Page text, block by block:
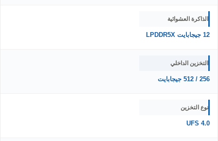
الذاكرة العشوائية
12 جيجابايت LPDDR5X
التخزين الداخلي
256 / 512 جيجابايت
نوع التخزين
UFS 4.0